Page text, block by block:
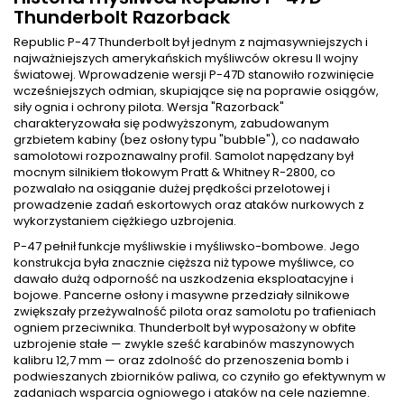
Thunderbolt Razorback
Republic P-47 Thunderbolt był jednym z najmasywniejszych i
najważniejszych amerykańskich myśliwców okresu II wojny
światowej. Wprowadzenie wersji P-47D stanowiło rozwinięcie
wcześniejszych odmian, skupiające się na poprawie osiągów,
siły ognia i ochrony pilota. Wersja "Razorback"
charakteryzowała się podwyższonym, zabudowanym
grzbietem kabiny (bez osłony typu "bubble"), co nadawało
samolotowi rozpoznawalny profil. Samolot napędzany był
mocnym silnikiem tłokowym Pratt & Whitney R-2800, co
pozwalało na osiąganie dużej prędkości przelotowej i
prowadzenie zadań eskortowych oraz ataków nurkowych z
wykorzystaniem ciężkiego uzbrojenia.
P-47 pełnił funkcje myśliwskie i myśliwsko-bombowe. Jego
konstrukcja była znacznie cięższa niż typowe myśliwce, co
dawało dużą odporność na uszkodzenia eksploatacyjne i
bojowe. Pancerne osłony i masywne przedziały silnikowe
zwiększały przeżywalność pilota oraz samolotu po trafieniach
ogniem przeciwnika. Thunderbolt był wyposażony w obfite
uzbrojenie stałe — zwykle sześć karabinów maszynowych
kalibru 12,7 mm — oraz zdolność do przenoszenia bomb i
podwieszanych zbiorników paliwa, co czyniło go efektywnym w
zadaniach wsparcia ogniowego i ataków na cele naziemne.